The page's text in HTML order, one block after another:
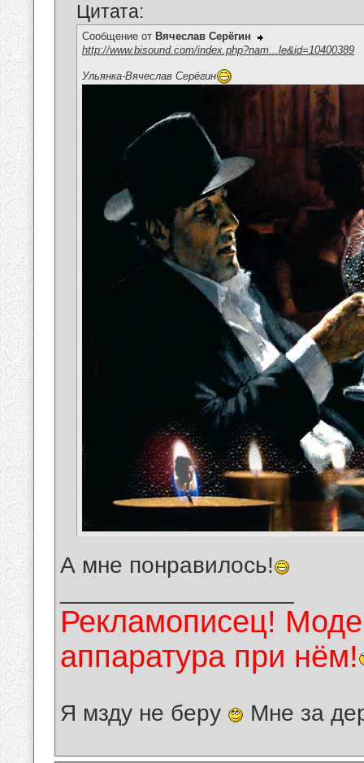
Цитата:
Сообщение от Вячеслав Серёгин
http://www.bisound.com/index.php?nam...le&id=10400389
Ульянка-Вячеслав Серёгин
А мне понравилось!
Рекламописец!
аппаратура при нём!
Я мзду не беру Мне за